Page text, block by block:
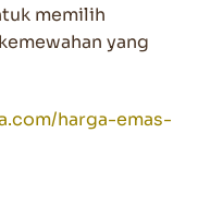
memilih
yang
harga-emas-